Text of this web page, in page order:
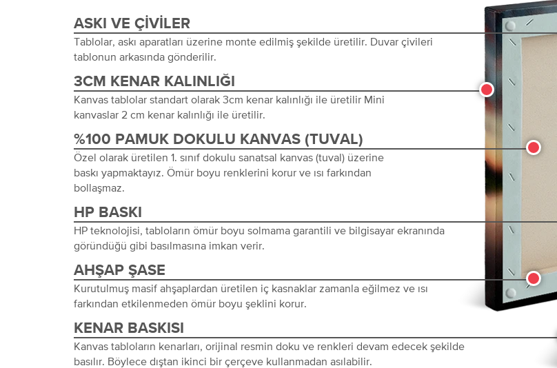
ASKI VE ÇIVILER
Tablolar, askı aparatları üzerine monte edilmiş şekilde üretilir. Duvar çivileri
tablonun arkasında gönderilir.
3CM KENAR KALINLIĞI
Kanvas tablolar standart olarak 3cm kenar kalınlığı ile üretilir Mini
kanvaslar 2 cm kenar kalınlığı ile üretilir.
%100 PAMUK DOKULU KANVAS (TUVAL)
Özel olarak üretilen 1. sınıf dokulu sanatsal kanvas (tuval) üzerine
baskı yapmaktayız. Ömür boyu renklerini korur ve ısı farkından
bollaşmaz.
HP BASKI
HP teknolojisi, tabloların ömür boyu solmama garantili ve bilgisayar ekranında
göründüğü gibi basılmasına imkan verir.
AHŞAP ŞASE
Kurutulmuş masif ahşaplardan üretilen iç kasnaklar zamanla eğilmez ve ısı
farkından etkilenmeden ömür boyu şeklini korur.
KENAR BASKISI
Kanvas tabloların kenarları, orijinal resmin doku ve renkleri devam edecek şekilde
basılır. Böylece dıştan ikinci bir çerçeve kullanmadan asılabilir.